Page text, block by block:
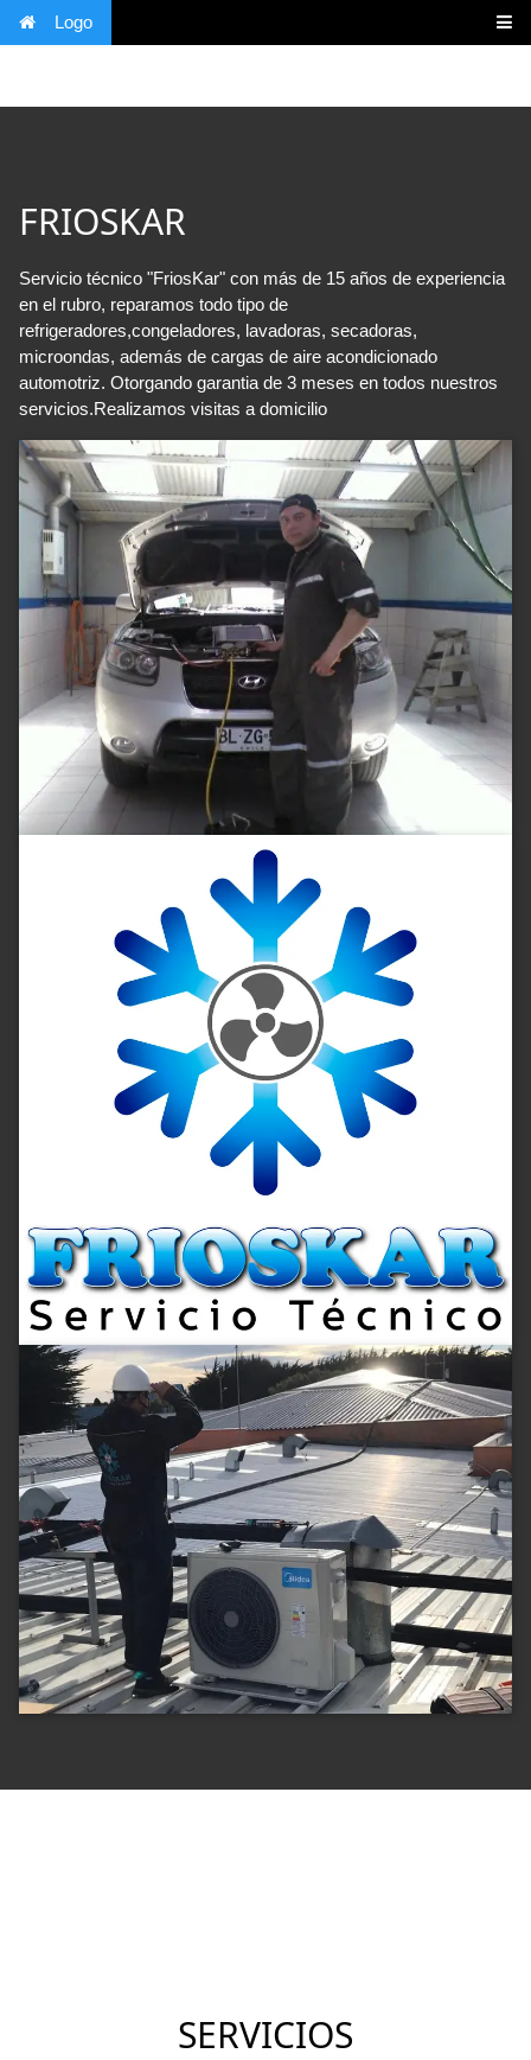
FRIOSKAR
Servicio técnico "FriosKar" con más de 15 años de experiencia
en el rubro, reparamos todo tipo de
refrigeradores,congeladores, lavadoras, secadoras,
microondas, además de cargas de aire acondicionado
automotriz. Otorgando garantia de 3 meses en todos nuestros
servicios.Realizamos visitas a domicilio
Logo
SERVICIOS